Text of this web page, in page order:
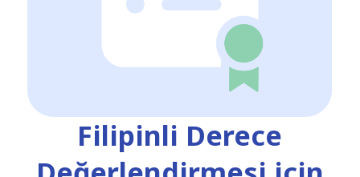
Filipinli Derece